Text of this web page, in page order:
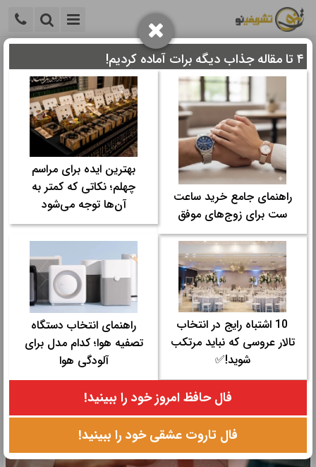
خانه >همایش و کنفرانس> هدیه مراسم>
عکس‌های کادو
دیدن جدیدترین عکس‌های کادو
زمان مورد نیاز برای مطالعه:۱۲ دقیقه
تاریخ نگارش: ۱۹ مرداد ۱۴۰۳ - ۱۸:۳۵
تعداد رای‌دهندگان:
۰ ۰
دسته ها: هدیه مراسم
جدیدترین عکس‌های کادو را مشاهده کنید و از ایده‌های خلاقانه برای
انتخاب هدیه‌های خاص و زیبا الهام بگیرید. بهترین پیشنهادات برای هر
مناسبت.
۴ تا مقاله جذاب دیگه برات آماده کردیم!
راهنمای جامع خرید ساعت
ست برای زوج‌های موفق
بهترین ایده برای مراسم
چهلم؛ نکاتی که کمتر به
آن‌ها توجه می‌شود
10 اشتباه رایج در انتخاب
تالار عروسی که نباید مرتکب
شوید!✅
راهنمای انتخاب دستگاه
تصفیه هوا؛ کدام مدل برای
آلودگی هوا
فال حافظ امروز خود را ببینید!
فال تاروت عشقی خود را ببینید!